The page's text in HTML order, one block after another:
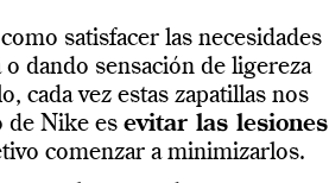
satisfacer las necesidades
dando sensación de ligereza
cada vez estas zapatillas nos
de Nike es evitar las lesiones
comenzar a minimizarlos.